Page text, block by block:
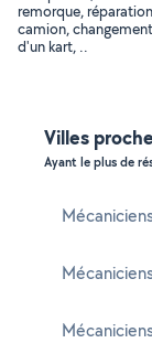
remorque,
camion,
d'un kart, ..
Villes
Ayant le plus de